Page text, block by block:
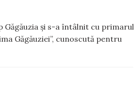
și s-a întâlnit cu primarul
Găgăuziei”, cunoscută pentru